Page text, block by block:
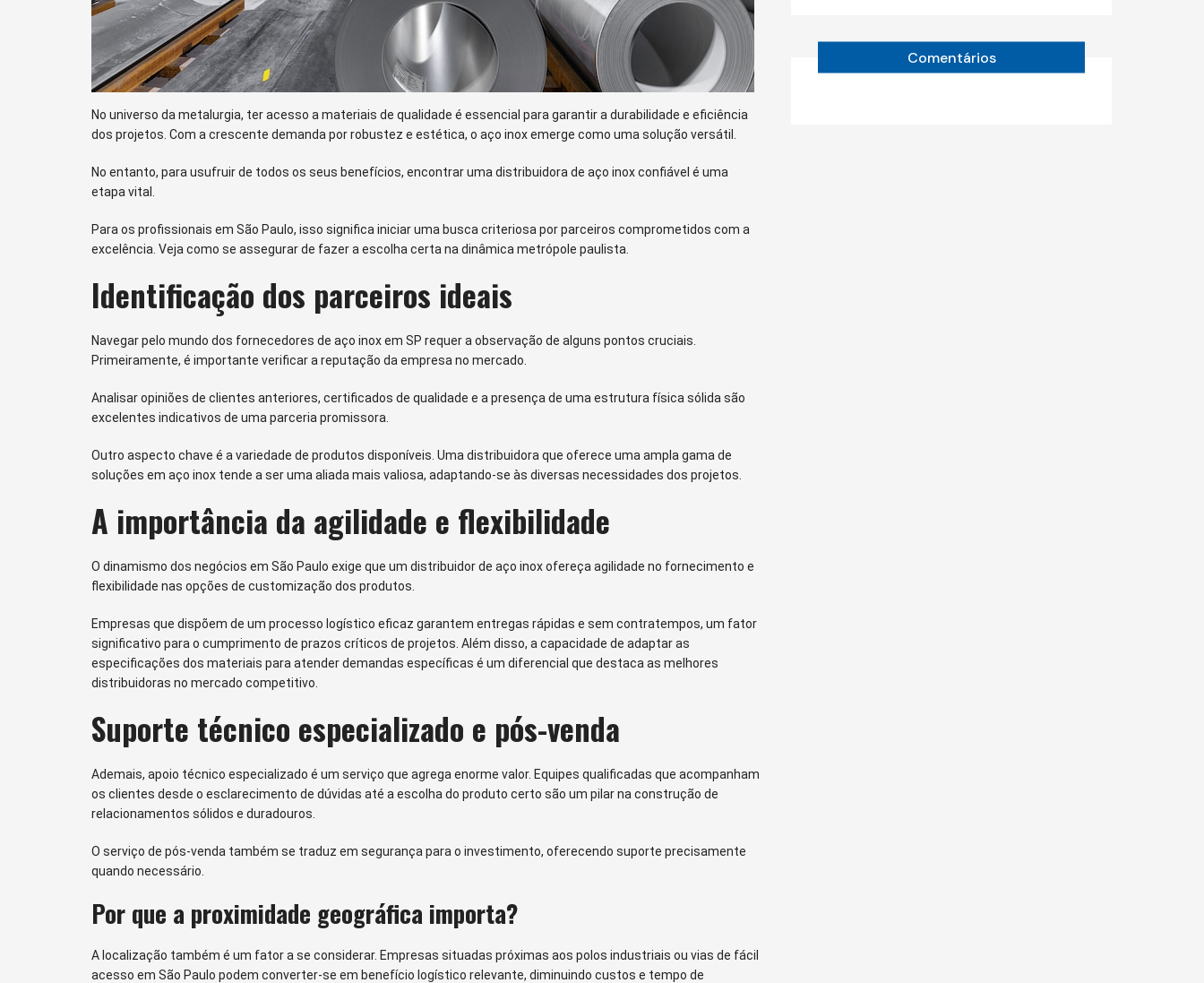
No universo da metalurgia, ter acesso a materiais de qualidade é essencial para garantir a durabilidade e eficiência
dos projetos. Com a crescente demanda por robustez e estética, o aço inox emerge como uma solução versátil.
No entanto, para usufruir de todos os seus benefícios, encontrar uma distribuidora de aço inox confiável é uma
etapa vital.
Para os profissionais em São Paulo, isso significa iniciar uma busca criteriosa por parceiros comprometidos com a
excelência. Veja como se assegurar de fazer a escolha certa na dinâmica metrópole paulista.
Identificação dos parceiros ideais
Navegar pelo mundo dos fornecedores de aço inox em SP requer a observação de alguns pontos cruciais.
Primeiramente, é importante verificar a reputação da empresa no mercado.
Analisar opiniões de clientes anteriores, certificados de qualidade e a presença de uma estrutura física sólida são
excelentes indicativos de uma parceria promissora.
Outro aspecto chave é a variedade de produtos disponíveis. Uma distribuidora que oferece uma ampla gama de
soluções em aço inox tende a ser uma aliada mais valiosa, adaptando-se às diversas necessidades dos projetos.
A importância da agilidade e flexibilidade
O dinamismo dos negócios em São Paulo exige que um distribuidor de aço inox ofereça agilidade no fornecimento e
flexibilidade nas opções de customização dos produtos.
Empresas que dispõem de um processo logístico eficaz garantem entregas rápidas e sem contratempos, um fator
significativo para o cumprimento de prazos críticos de projetos. Além disso, a capacidade de adaptar as
especificações dos materiais para atender demandas específicas é um diferencial que destaca as melhores
distribuidoras no mercado competitivo.
Suporte técnico especializado e pós-venda
Ademais, apoio técnico especializado é um serviço que agrega enorme valor. Equipes qualificadas que acompanham
os clientes desde o esclarecimento de dúvidas até a escolha do produto certo são um pilar na construção de
relacionamentos sólidos e duradouros.
O serviço de pós-venda também se traduz em segurança para o investimento, oferecendo suporte precisamente
quando necessário.
Por que a proximidade geográfica importa?
A localização também é um fator a se considerar. Empresas situadas próximas aos polos industriais ou vias de fácil
acesso em São Paulo podem converter-se em benefício logístico relevante, diminuindo custos e tempo de
Comentários